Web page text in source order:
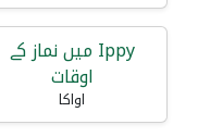
Ippy میں نماز کے
اوقات
اواکا